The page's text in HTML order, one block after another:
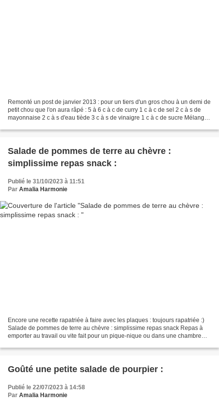
Remonté un post de janvier 2013 : pour un tiers d'un gros chou à un demi de
petit chou que l'on aura râpé : 5 à 6 c à c de curry 1 c à c de sel 2 c à s de
mayonnaise 2 c à s d'eau tiède 3 c à s de vinaigre 1 c à c de sucre Mélanger
Salade de pommes de terre au chèvre :
simplissime repas snack :
Publié le 31/10/2023 à 11:51
Par Amalia Harmonie
Encore une recette rapatriée à faire avec les plaques : toujours rapatriée :)
Salade de pommes de terre au chèvre : simplissime repas snack Repas à
emporter au travail ou vite fait pour un pique-nique ou dans une chambre
Goûté une petite salade de pourpier :
Publié le 22/07/2023 à 14:58
Par Amalia Harmonie